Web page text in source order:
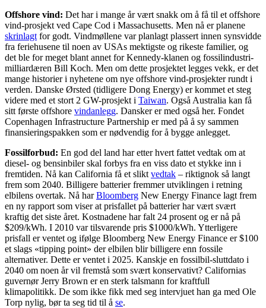
Offshore vind: Det har i mange år vært snakk om å få til et offshore
vind-prosjekt ved Cape Cod i Massachusetts. Men nå er planene
skrinlagt for godt. Vindmøllene var planlagt plassert innen synsvidde
fra feriehusene til noen av USAs mektigste og rikeste familier, og
det ble for meget blant annet for Kennedy-klanen og fossilindustri-
milliardæren Bill Koch. Men om dette prosjektet legges vekk, er det
mange historier i nyhetene om nye offshore vind-prosjekter rundt i
verden. Danske Ørsted (tidligere Dong Energy) er kommet et steg
videre med et stort 2 GW-prosjekt i Taiwan. Også Australia kan få
sitt første offshore vindanlegg. Dansker er med også her. Fondet
Copenhagen Infrastructure Partnership er med på å sy sammen
finansieringspakken som er nødvendig for å bygge anlegget.
Fossilforbud: En god del land har etter hvert fattet vedtak om at
diesel- og bensinbiler skal forbys fra en viss dato et stykke inn i
fremtiden. Nå kan California få et slikt vedtak – riktignok så langt
frem som 2040. Billigere batterier fremmer utviklingen i retning
elbilens overtak. Nå harBloomberg New Energy Finance lagt frem
en ny rapport som viser at prisfallet på batterier har vært svært
kraftig det siste året. Kostnadene har falt 24 prosent og er nå på
$209/kWh. I 2010 var tilsvarende pris $1000/kWh. Ytterligere
prisfall er ventet og ifølge Bloomberg New Energy Finance er $100
et slags «tipping point» der elbilen blir billigere enn fossile
alternativer. Dette er ventet i 2025. Kanskje en fossilbil-sluttdato i
2040 om noen år vil fremstå som svært konservativt? Californias
guvernør Jerry Brown er en sterk talsmann for kraftfull
klimapolitikk. De som ikke fikk med seg intervjuet han ga med Ole
Torp nylig, bør ta seg tid til å se.